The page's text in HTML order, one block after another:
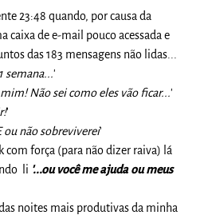
23:48 quando, por causa da
caixa de e-mail pouco acessada e
das 183 mensagens não lidas...
semana...'
Não sei como eles vão ficar...'
'
ou não sobreviverei'
com força (para não dizer raiva) lá
li '...ou você me ajuda ou meus
noites mais produtivas da minha